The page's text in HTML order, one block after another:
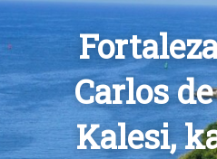
Carlos
Kalesi,